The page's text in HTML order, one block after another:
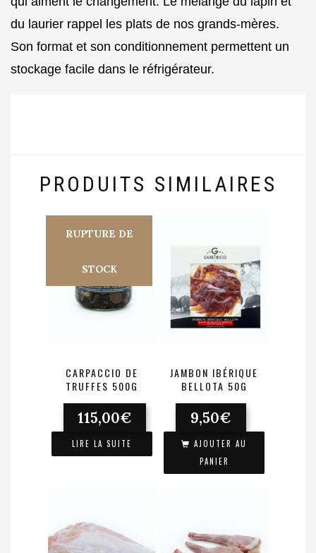
du laurier rappel les plats de nos grands-mères.
Son format et son conditionnement permettent un
stockage facile dans le réfrigérateur.
PRODUITS SIMILAIRES
CARPACCIO DE
TRUFFES 500G
115,00€
RUPTURE DE
STOCK
LIRE LA SUITE
JAMBON IBÉRIQUE
BELLOTA 50G
9,50€
AJOUTER AU
PANIER